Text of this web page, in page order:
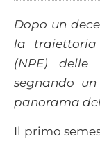
Dopo un
la traiettoria
(NPE)
segnando
panorama
Il primo